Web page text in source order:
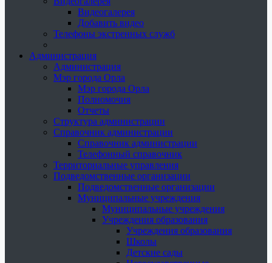
Видеогалерея
Добавить видео
Телефоны экстренных служб
Администрация
Администрация
Мэр города Орла
Мэр города Орла
Полномочия
Отчеты
Структура администрации
Справочник администрации
Справочник администрации
Телефонный справочник
Территориальные управления
Подведомственные организации
Подведомственные организации
Муниципальные учреждения
Муниципальные учреждения
Учреждения образования
Учреждения образования
Школы
Детские сады